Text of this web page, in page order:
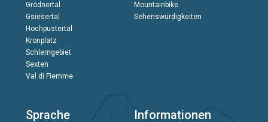
Grödnertal
Gsiesertal
Hochpustertal
Kronplatz
Schlerngebiet
Sexten
Val di Fiemme
Mountainbike
Sehenswürdigkeiten
Sprache Informationen